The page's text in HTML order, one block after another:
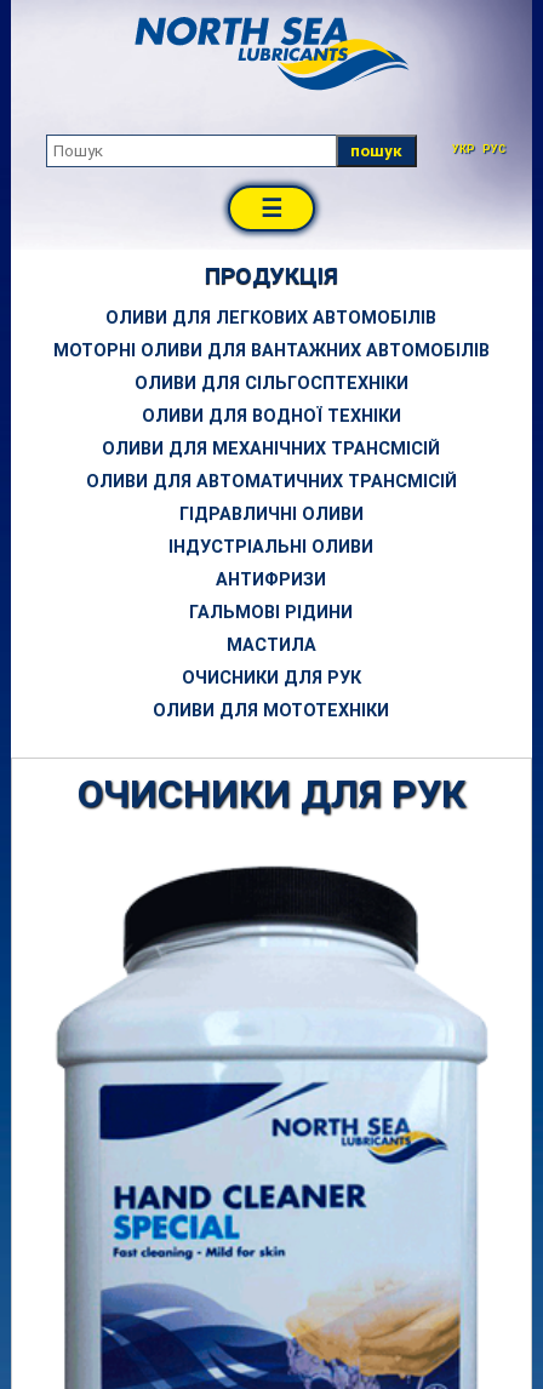
пошук УКР РУС
☰
ПРОДУКЦІЯ
ОЛИВИ ДЛЯ ЛЕГКОВИХ АВТОМОБІЛІВ
МОТОРНІ ОЛИВИ ДЛЯ ВАНТАЖНИХ АВТОМОБІЛІВ
ОЛИВИ ДЛЯ СІЛЬГОСПТЕХНІКИ
ОЛИВИ ДЛЯ ВОДНОЇ ТЕХНІКИ
ОЛИВИ ДЛЯ МЕХАНІЧНИХ ТРАНСМІСІЙ
ОЛИВИ ДЛЯ АВТОМАТИЧНИХ ТРАНСМІСІЙ
ГІДРАВЛИЧНІ ОЛИВИ
ІНДУСТРІАЛЬНІ ОЛИВИ
АНТИФРИЗИ
ГАЛЬМОВІ РІДИНИ
МАСТИЛА
ОЧИСНИКИ ДЛЯ РУК
ОЛИВИ ДЛЯ МОТОТЕХНІКИ
ОЧИСНИКИ ДЛЯ РУК